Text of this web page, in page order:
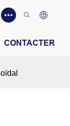
CONTACTER